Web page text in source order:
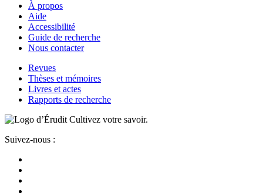
À propos
Aide
Accessibilité
Guide de recherche
Nous contacter
Revues
Thèses et mémoires
Livres et actes
Rapports de recherche
Cultivez votre savoir.
Suivez-nous :